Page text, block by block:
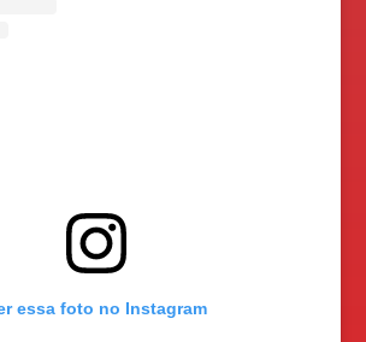
essa foto no Instagram